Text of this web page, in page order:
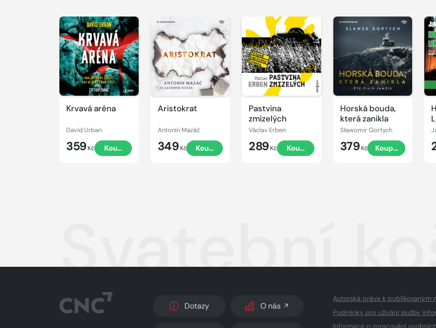
Krvavá aréna
David Urban
359 Kč Koupit
Přehrát
ukázku
Aristokrat
Antonín Mazáč
349 Kč Koupit
Přehrát
ukázku
Pastvina
zmizelých
Václav Erben
289 Kč Koupit
Přehrát
ukázku
Horská bouda,
která zanikla
Sławomir Gortych
379 Kč Koupit
Svatební
Dotazy O nás
Autorská práva k publikovaným
Podmínky pro užívání služby